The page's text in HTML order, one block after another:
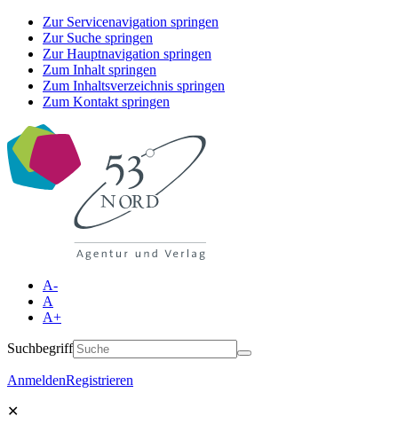
Zur Servicenavigation springen
Zur Suche springen
Zur Hauptnavigation springen
Zum Inhalt springen
Zum Inhaltsverzeichnis springen
Zum Kontakt springen
A-
A
A+
Suchbegriff
AnmeldenRegistrieren
✕